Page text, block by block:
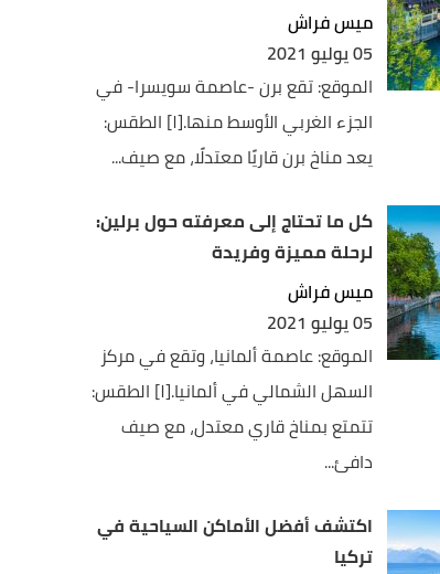
ميس فراش
05 يوليو 2021
الموقع: تقع برن -عاصمة سويسرا- في
الجزء الغربي الأوسط منها.[١] الطقس:
يعد مناخ برن قاريًا معتدلًا، مع صيف...
كل ما تحتاج إلى معرفته حول برلين:
لرحلة مميزة وفريدة
ميس فراش
05 يوليو 2021
الموقع: عاصمة ألمانيا، وتقع في مركز
السهل الشمالي في ألمانيا.[١] الطقس:
تتمتع بمناخ قاري معتدل، مع صيف
دافئ...
اكتشف أفضل الأماكن السياحية في
تركيا